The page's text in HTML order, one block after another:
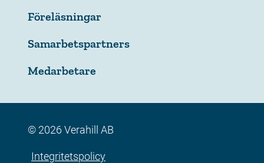
Föreläsningar
Samarbetspartners
Medarbetare
© 2026 Verahill AB
Integritetspolicy